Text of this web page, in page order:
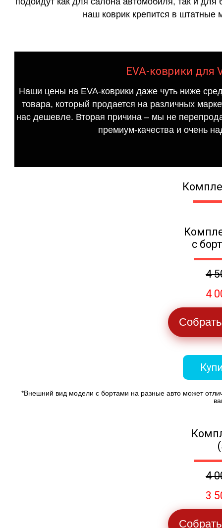
наш коврик крепится в штатные
EVA-коврики для
Наши цены на EVA-коврики даже чуть ниже
товара, который продается на различных
нас дешевле. Вторая причина – мы не
премиум-качества и очень
с
4
4
*Внешний вид модели с бортами на разные авто может
4
3